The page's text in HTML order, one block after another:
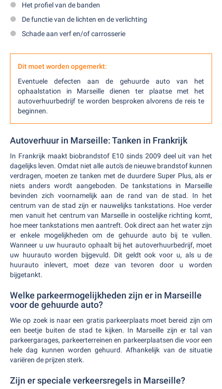
Het profiel van de banden
De functie van de lichten en de verlichting
Schade aan verf en/of carrosserie
Dit moet worden opgemerkt:
Eventuele defecten aan de gehuurde auto van het
ophaalstation in Marseille dienen ter plaatse met het
autoverhuurbedrijf te worden besproken alvorens de reis te
beginnen.
Autoverhuur in Marseille: Tanken in Frankrijk
In Frankrijk maakt biobrandstof E10 sinds 2009 deel uit van het
dagelijks leven. Omdat niet alle auto's de nieuwe brandstof kunnen
verdragen, moeten ze tanken met de duurdere Super Plus, als er
niets anders wordt aangeboden. De tankstations in Marseille
bevinden zich voornamelijk aan de rand van de stad. In het
centrum van de stad zijn er nauwelijks tankstations. Hoe verder
men vanuit het centrum van Marseille in oostelijke richting komt,
hoe meer tankstations men aantreft. Ook direct aan het water zijn
er enkele mogelijkheden om de gehuurde auto bij te vullen.
Wanneer u uw huurauto ophaalt bij het autoverhuurbedrijf, moet
uw huurauto worden bijgevuld. Dit geldt ook voor u, als u de
huurauto inlevert, moet deze van tevoren door u worden
bijgetankt.
Welke parkeermogelijkheden zijn er in Marseille
voor de gehuurde auto?
Wie op zoek is naar een gratis parkeerplaats moet bereid zijn om
een beetje buiten de stad te kijken. In Marseille zijn er tal van
parkeergarages, parkeerterreinen en parkeerplaatsen die voor een
hele dag kunnen worden gehuurd. Afhankelijk van de situatie
variëren de prijzen sterk.
Zijn er speciale verkeersregels in Marseille?